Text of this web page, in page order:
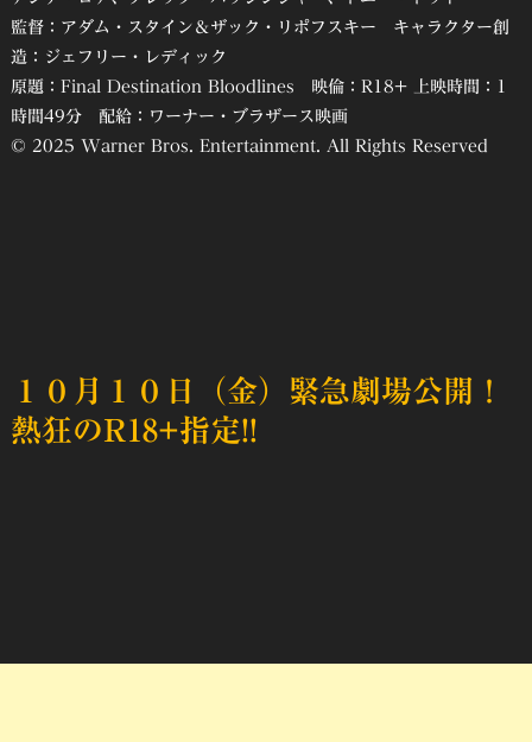
監督：アダム・スタイン＆ザック・リポフスキー キャラクター創
造：ジェフリー・レディック
原題：Final Destination Bloodlines 映倫：R18+ 上映時間：1
時間49分 配給：ワーナー・ブラザース映画
© 2025 Warner Bros. Entertainment. All Rights Reserved
１０月１０日（金）緊急劇場公開！
熱狂のR18+指定!!